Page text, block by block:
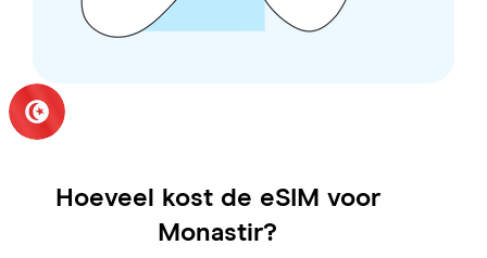
Hoeveel kost de eSIM voor
Monastir?